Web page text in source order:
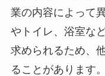
業の内容によって
やトイレ、浴室な
求められるため、
ることがあります。